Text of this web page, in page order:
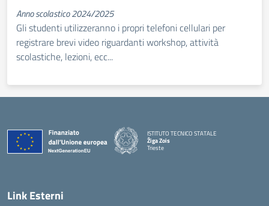
Anno scolastico 2024/2025
Gli studenti utilizzeranno i propri telefoni cellulari per
registrare brevi video riguardanti workshop, attività
scolastiche, lezioni, ecc...
ISTITUTO TECNICO STATALE
Žiga Zois
Trieste
Link Esterni